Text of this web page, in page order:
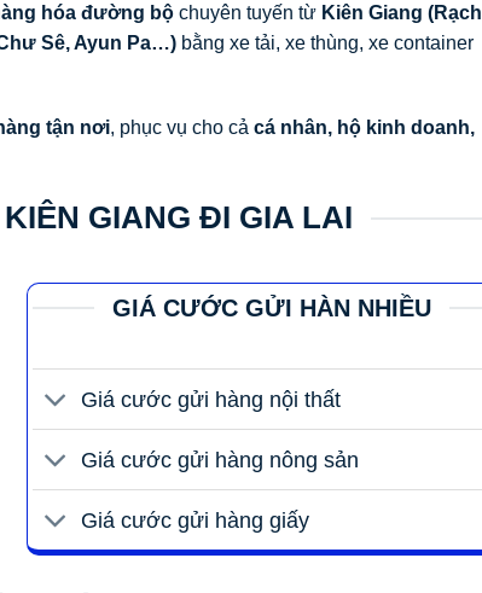
hóa đường bộ chuyên tuyến từ Kiên Giang (Rạch
Sê, Ayun Pa…) bằng xe tải, xe thùng, xe container
tận nơi, phục vụ cho cả cá nhân, hộ kinh doanh,
GIANG ĐI GIA LAI
GIÁ CƯỚC GỬI HÀN NHIỀU
Giá cước gửi hàng nội thất
Giá cước gửi hàng nông sản
Giá cước gửi hàng giấy